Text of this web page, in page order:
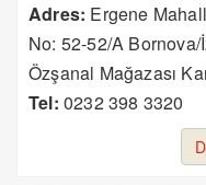
Adres: Ergene
No: 52-52/A Bornova/
Özşanal Mağazası
Tel: 0232 398 3320